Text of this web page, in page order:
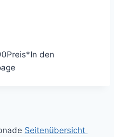
Preis*In den
Seitenübersicht